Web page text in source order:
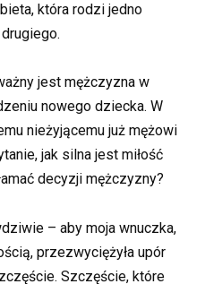
która rodzi jedno
jest mężczyzna w
nowego dziecka. W
nieżyjącemu już mężowi
jak silna jest miłość
decyzji mężczyzny?
– aby moja wnuczka,
przezwyciężyła upór
Szczęście, które